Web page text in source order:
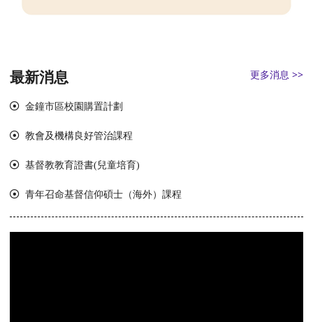
最新消息 更多消息 >>
金鐘市區校園購置計劃
教會及機構良好管治課程
基督教教育證書(兒童培育)
青年召命基督信仰碩士（海外）課程